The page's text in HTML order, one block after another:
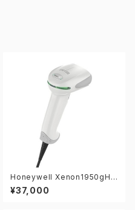
Honeywell Xenon1950gHD
-USB 2次元バーコードリーダ
ー
¥37,000